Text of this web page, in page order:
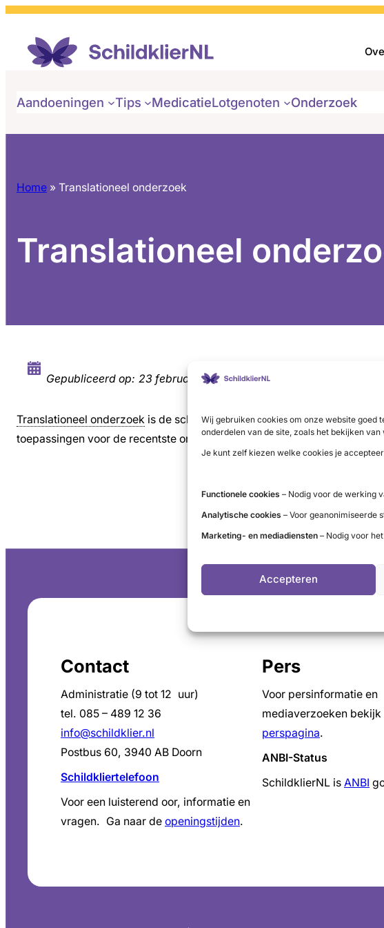
Wij gebruiken cookies om onze website goed
onderdelen van de site, zoals het bekijken
Je kunt zelf kiezen welke cookies je
Functionele cookies – Nodig voor de werking
Analytische cookies – Voor geanonimiseerde
Marketing- en mediadiensten – Nodig voor
Accepteren
Aandoeningen Tips MedicatieLotgenoten Onderzoek
Home » Translationeel onderzoek
Translationeel
Gepubliceerd op: 23 februari 2021
Translationeel onderzoek is de schakel tussen het fundamenteel
toepassingen voor de recentste ontdekkingen in het fundamenteel
Contact
Administratie (9 tot 12 uur)
tel. 085 – 489 12 36
info@schildklier.nl
Postbus 60, 3940 AB Doorn
Schildkliertelefoon
Voor een luisterend oor, informatie en
vragen. Ga naar de openingstijden.
Pers
Voor persinformatie en
mediaverzoeken bekijk
perspagina.
ANBI-Status
SchildklierNL is ANBI